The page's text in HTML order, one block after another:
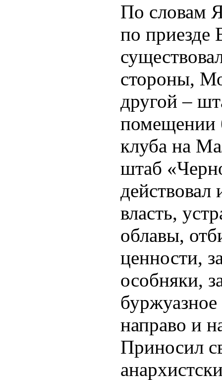
По словам
по приезде
стороны,
другой –
помещении
клуба на
штаб
действовал
власть,
облавы,
ценности,
особняки,
буржуазное
направо и
Приносил